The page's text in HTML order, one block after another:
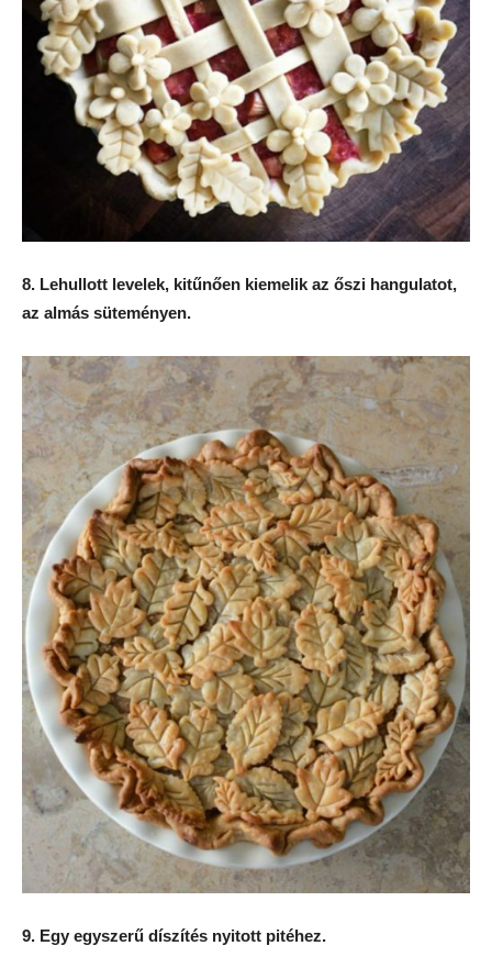
8. Lehullott levelek, kitűnően kiemelik az őszi hangulatot,
az almás süteményen.
9. Egy egyszerű díszítés nyitott pitéhez.